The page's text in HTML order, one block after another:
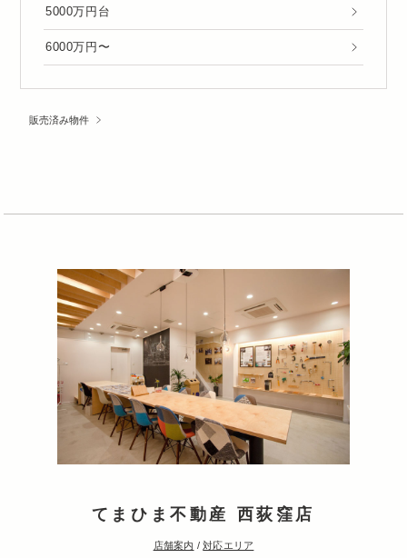
5000万円台
6000万円〜
販売済み物件
てまひま不動産 西荻窪店
店舗案内 /対応エリア